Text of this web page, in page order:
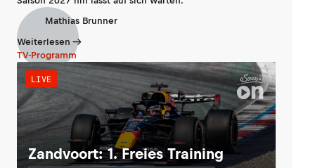
Mathias Brunner
Weiterlesen
TV-Programm
LIVE
Zandvoort: 1. Freies Training